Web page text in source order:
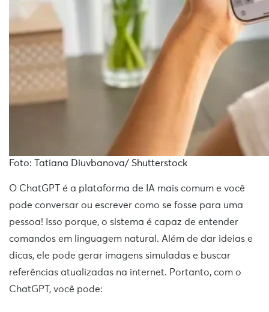
Foto: Tatiana Diuvbanova/ Shutterstock
O ChatGPT é a plataforma de IA mais comum e você
pode conversar ou escrever como se fosse para uma
pessoa! Isso porque, o sistema é capaz de entender
comandos em linguagem natural. Além de dar ideias e
dicas, ele pode gerar imagens simuladas e buscar
referências atualizadas na internet. Portanto, com o
ChatGPT, você pode: